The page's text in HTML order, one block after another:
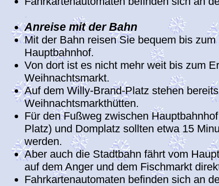
.
Anreise mit der Bahn
Mit der Bahn reisen Sie bequem bis zum
Hauptbahnhof.
Von dort ist es nicht mehr weit bis zum
Weihnachtsmarkt.
Auf dem Willy-Brand-Platz stehen
Weihnachtsmarkthütten.
Für den Fußweg zwischen
Platz) und Domplatz sollten etwa 15
werden.
Aber auch die Stadtbahn fährt vom
auf dem Anger und dem Fischmarkt
Fahrkartenautomaten befinden sich an